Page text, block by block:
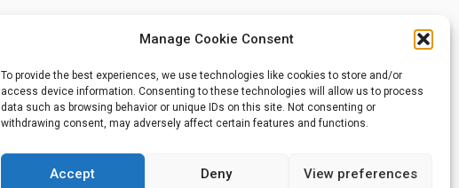
Manage Cookie Consent
To provide the best experiences, we use technologies like cookies to store and/or
access device information. Consenting to these technologies will allow us to process
data such as browsing behavior or unique IDs on this site. Not consenting or
withdrawing consent, may adversely affect certain features and functions.
Accept Deny View preferences